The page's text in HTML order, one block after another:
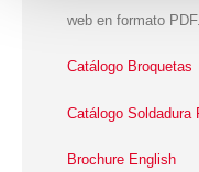
web en formato PDF.
Catálogo Broquetas
Catálogo Soldadura
Brochure English